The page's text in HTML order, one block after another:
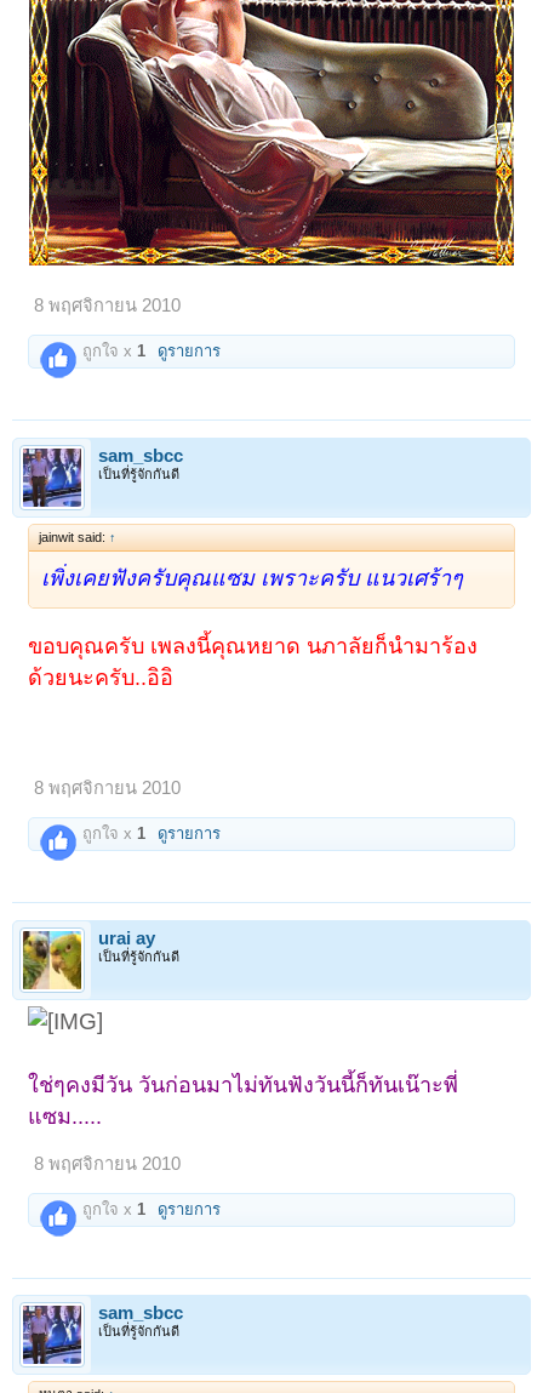
8 พฤศจิกายน 2010
ถูกใจ x1 ดูรายการ
sam_sbcc
เป็นที่รู้จักกันดี
jainwit said: ↑
เพิ่งเคยฟังครับคุณแซม เพราะครับ แนวเศร้าๆ
ขอบคุณครับ เพลงนี้คุณหยาด นภาลัยก็นำมาร้อง
ด้วยนะครับ..อิอิ
8 พฤศจิกายน 2010
ถูกใจ x1 ดูรายการ
urai ay
เป็นที่รู้จักกันดี
ใช่ๆคงมีวัน วันก่อนมาไม่ทันฟังวันนี้ก็ทันเน๊าะพี่
แซม.....
8 พฤศจิกายน 2010
ถูกใจ x 1 ดูรายการ
sam_sbcc
เป็นที่รู้จักกันดี